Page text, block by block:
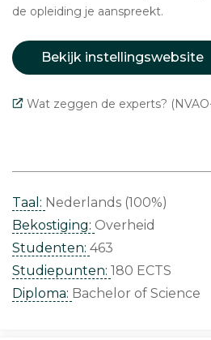
de opleiding je aanspreekt.
Bekijk instellingswebsite
Wat zeggen de experts?
Taal: Nederlands (100%)
Bekostiging: Overheid
Studenten: 463
Studiepunten: 180 ECTS
Diploma: Bachelor of Science